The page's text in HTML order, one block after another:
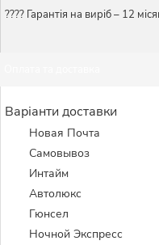
???? Гарантія на виріб – 12
Варіанти доставки
Новая Почта
Самовывоз
Интайм
Автолюкс
Гюнсел
Ночной Экспресс